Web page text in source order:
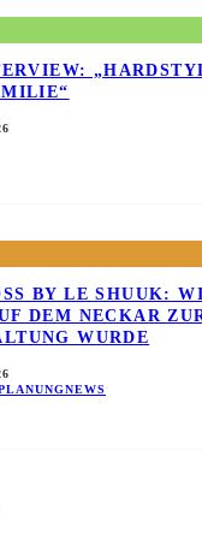
BY LE SHUUK:
DEM NECKAR ZUR
WURDE
NEWS